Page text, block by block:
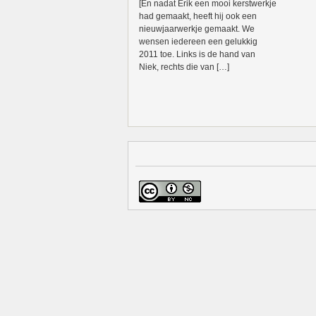
[En nadat Erik een mooi kerstwerkje
had gemaakt, heeft hij ook een
nieuwjaarwerkje gemaakt. We
wensen iedereen een gelukkig
2011 toe. Links is de hand van
Niek, rechts die van […]